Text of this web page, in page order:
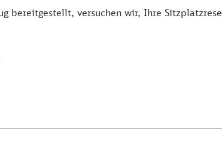
bereitgestellt, versuchen wir, Ihre